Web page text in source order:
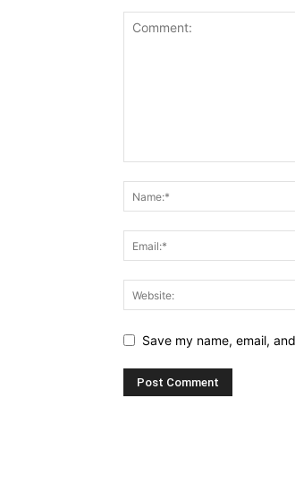
Save my name, email,